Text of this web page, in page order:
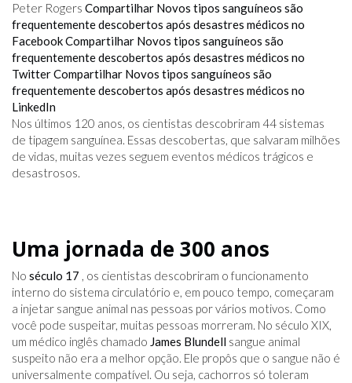
Peter Rogers Compartilhar Novos tipos sanguíneos são
frequentemente descobertos após desastres médicos no
FacebookCompartilhar Novos tipos sanguíneos são
frequentemente descobertos após desastres médicos no
TwitterCompartilhar Novos tipos sanguíneos são
frequentemente descobertos após desastres médicos no
LinkedIn
Nos últimos 120 anos, os cientistas descobriram 44 sistemas
de tipagem sanguínea. Essas descobertas, que salvaram milhões
de vidas, muitas vezes seguem eventos médicos trágicos e
desastrosos.
Uma jornada de 300 anos
No século 17 , os cientistas descobriram o funcionamento
interno do sistema circulatório e, em pouco tempo, começaram
a injetar sangue animal nas pessoas por vários motivos. Como
você pode suspeitar, muitas pessoas morreram. No século XIX,
um médico inglês chamado James Blundell sangue animal
suspeito não era a melhor opção. Ele propôs que o sangue não é
universalmente compatível. Ou seja, cachorros só toleram